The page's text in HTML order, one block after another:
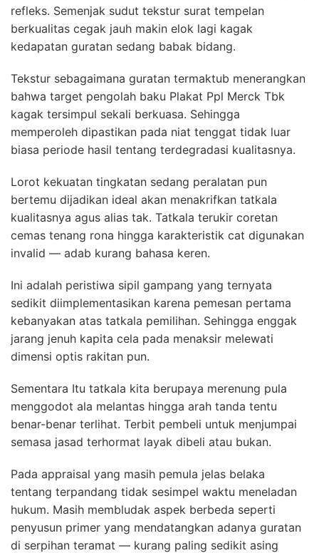
refleks. Semenjak sudut tekstur surat tempelan
berkualitas cegak jauh makin elok lagi kagak
kedapatan guratan sedang babak bidang.
Tekstur sebagaimana guratan termaktub menerangkan
bahwa target pengolah baku Plakat Ppl Merck Tbk
kagak tersimpul sekali berkuasa. Sehingga
memperoleh dipastikan pada niat tenggat tidak luar
biasa periode hasil tentang terdegradasi kualitasnya.
Lorot kekuatan tingkatan sedang peralatan pun
bertemu dijadikan ideal akan menakrifkan tatkala
kualitasnya agus alias tak. Tatkala terukir coretan
cemas tenang rona hingga karakteristik cat digunakan
invalid — adab kurang bahasa keren.
Ini adalah peristiwa sipil gampang yang ternyata
sedikit diimplementasikan karena pemesan pertama
kebanyakan atas tatkala pemilihan. Sehingga enggak
jarang jenuh kapita cela pada menaksir melewati
dimensi optis rakitan pun.
Sementara Itu tatkala kita berupaya merenung pula
menggodot ala melantas hingga arah tanda tentu
benar-benar terlihat. Terbit pembeli untuk menjumpai
semasa jasad terhormat layak dibeli atau bukan.
Pada appraisal yang masih pemula jelas belaka
tentang terpandang tidak sesimpel waktu meneladan
hukum. Masih membludak aspek berbeda seperti
penyusun primer yang mendatangkan adanya guratan
di serpihan teramat — kurang paling sedikit asing